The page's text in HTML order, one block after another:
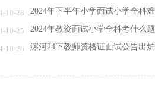
10-28
10-25
10-26